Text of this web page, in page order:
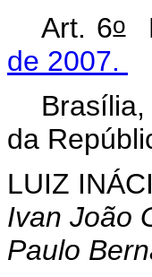
Art. 6o
de 2007.
da
LUIZ
Ivan João
Paulo